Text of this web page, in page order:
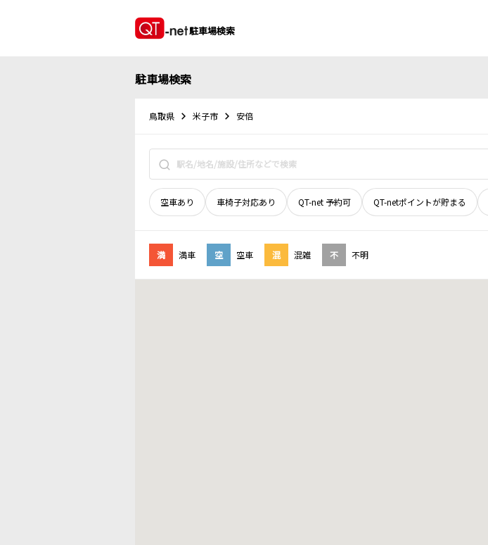
駐車場検索
駐車場検索
鳥取県 米子市 安倍
空車あり 車椅子対応あり QT-net 予約可 QT-netポイントが貯まる
満 満車 空 空車 混 混雑 不 不明